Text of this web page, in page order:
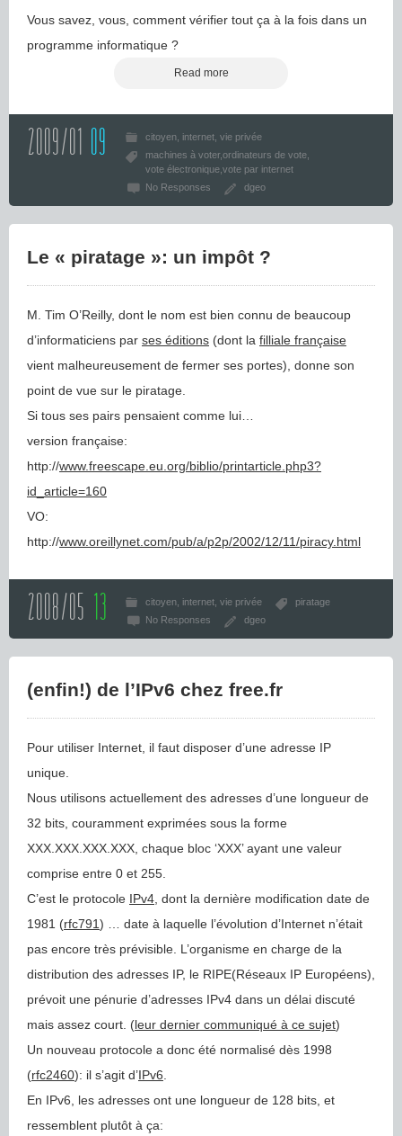
Vous savez, vous, comment vérifier tout ça à la fois dans un
programme informatique ?
Read more
2009/01 09 citoyen internet vie privée
machines à voter ordinateurs de vote
vote électronique vote par internet
No Responses
dgeo
Le « piratage »: un impôt ?
M. Tim O’Reilly, dont le nom est bien connu de beaucoup
d’informaticiens par ses éditions (dont la filliale française
vient malheureusement de fermer ses portes), donne son
point de vue sur le piratage.
Si tous ses pairs pensaient comme lui…
version française:
http://www.freescape.eu.org/biblio/printarticle.php3?
id_article=160
VO:
http://www.oreillynet.com/pub/a/p2p/2002/12/11/piracy.html
2008/05 13 citoyen internet vie privée
piratage
No Responses
dgeo
(enfin!) de l’IPv6 chez free.fr
Pour utiliser Internet, il faut disposer d’une adresse IP
unique.
Nous utilisons actuellement des adresses d’une longueur de
32 bits, couramment exprimées sous la forme
XXX.XXX.XXX.XXX, chaque bloc ‘XXX’ ayant une valeur
comprise entre 0 et 255.
C’est le protocole IPv4 , dont la dernière modification date de
1981 (rfc791) … date à laquelle l’évolution d’Internet n’était
pas encore très prévisible. L’organisme en charge de la
distribution des adresses IP, le RIPE(Réseaux IP Européens),
prévoit une pénurie d’adresses IPv4 dans un délai discuté
mais assez court. (leur dernier communiqué à ce sujet)
Un nouveau protocole a donc été normalisé dès 1998
(rfc2460): il s’agit d’IPv6
En IPv6, les adresses ont une longueur de 128 bits, et
ressemblent plutôt à ça: